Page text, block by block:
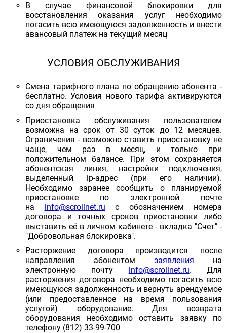
В случае финансовой блокировки для
восстановления оказания услуг необходимо
погасить всю имеющуюся задолженность и внести
авансовый платеж на текущий месяц
УСЛОВИЯ ОБСЛУЖИВАНИЯ
Смена тарифного плана по обращению абонента -
бесплатно. Условия нового тарифа активируются
со дня обращения
Приостановка обслуживания пользователем
возможна на срок от 30 суток до 12 месяцев.
Ограничения - возможно ставить приостановку не
чаще, чем раз в месяц, и только при
положительном балансе. При этом сохраняется
абонентская линия, настройки подключения,
выделенный ip-адрес (при его наличии).
Необходимо заранее сообщить о планируемой
приостановке по электронной почте
на info@scrollnet.ru с обозначением номера
договора и точных сроков приостановки либо
выставить её в личном кабинете - вкладка "Счет" -
"Добровольная блокировка".
Расторжение договора производится после
направления абонентом заявления на
электронную почту info@scrollnet.ru. Для
расторжения договора необходимо погасить всю
имеющуюся задолженность и вернуть арендуемое
(или предоставленное на время пользования
услугой) оборудование. Для возврата
оборудования необходимо оставить заявку по
телефону (812) 33-99-700